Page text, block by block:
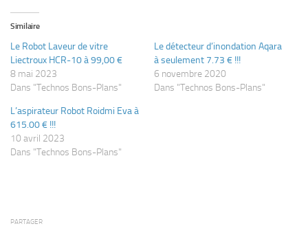
Similaire
Le Robot Laveur de vitre
Liectroux HCR-10 à 99,00 €
8 mai 2023
Dans "Technos Bons-Plans"
Le détecteur d’inondation Aqara
à seulement 7.73 € !!!
6 novembre 2020
Dans "Technos Bons-Plans"
L’aspirateur Robot Roidmi Eva à
615.00 € !!!
10 avril 2023
Dans "Technos Bons-Plans"
PARTAGER